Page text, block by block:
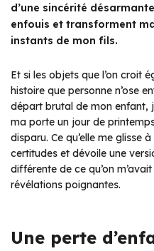
d’une sincérité
enfouis et transforment
instants de mon fils.
Et si les objets que l’on croit
histoire que personne n’ose
départ brutal de mon enfant,
ma porte un jour de
disparu. Ce qu’elle me glisse
certitudes et dévoile une
différente de ce qu’on
révélations poignantes.
Une perte